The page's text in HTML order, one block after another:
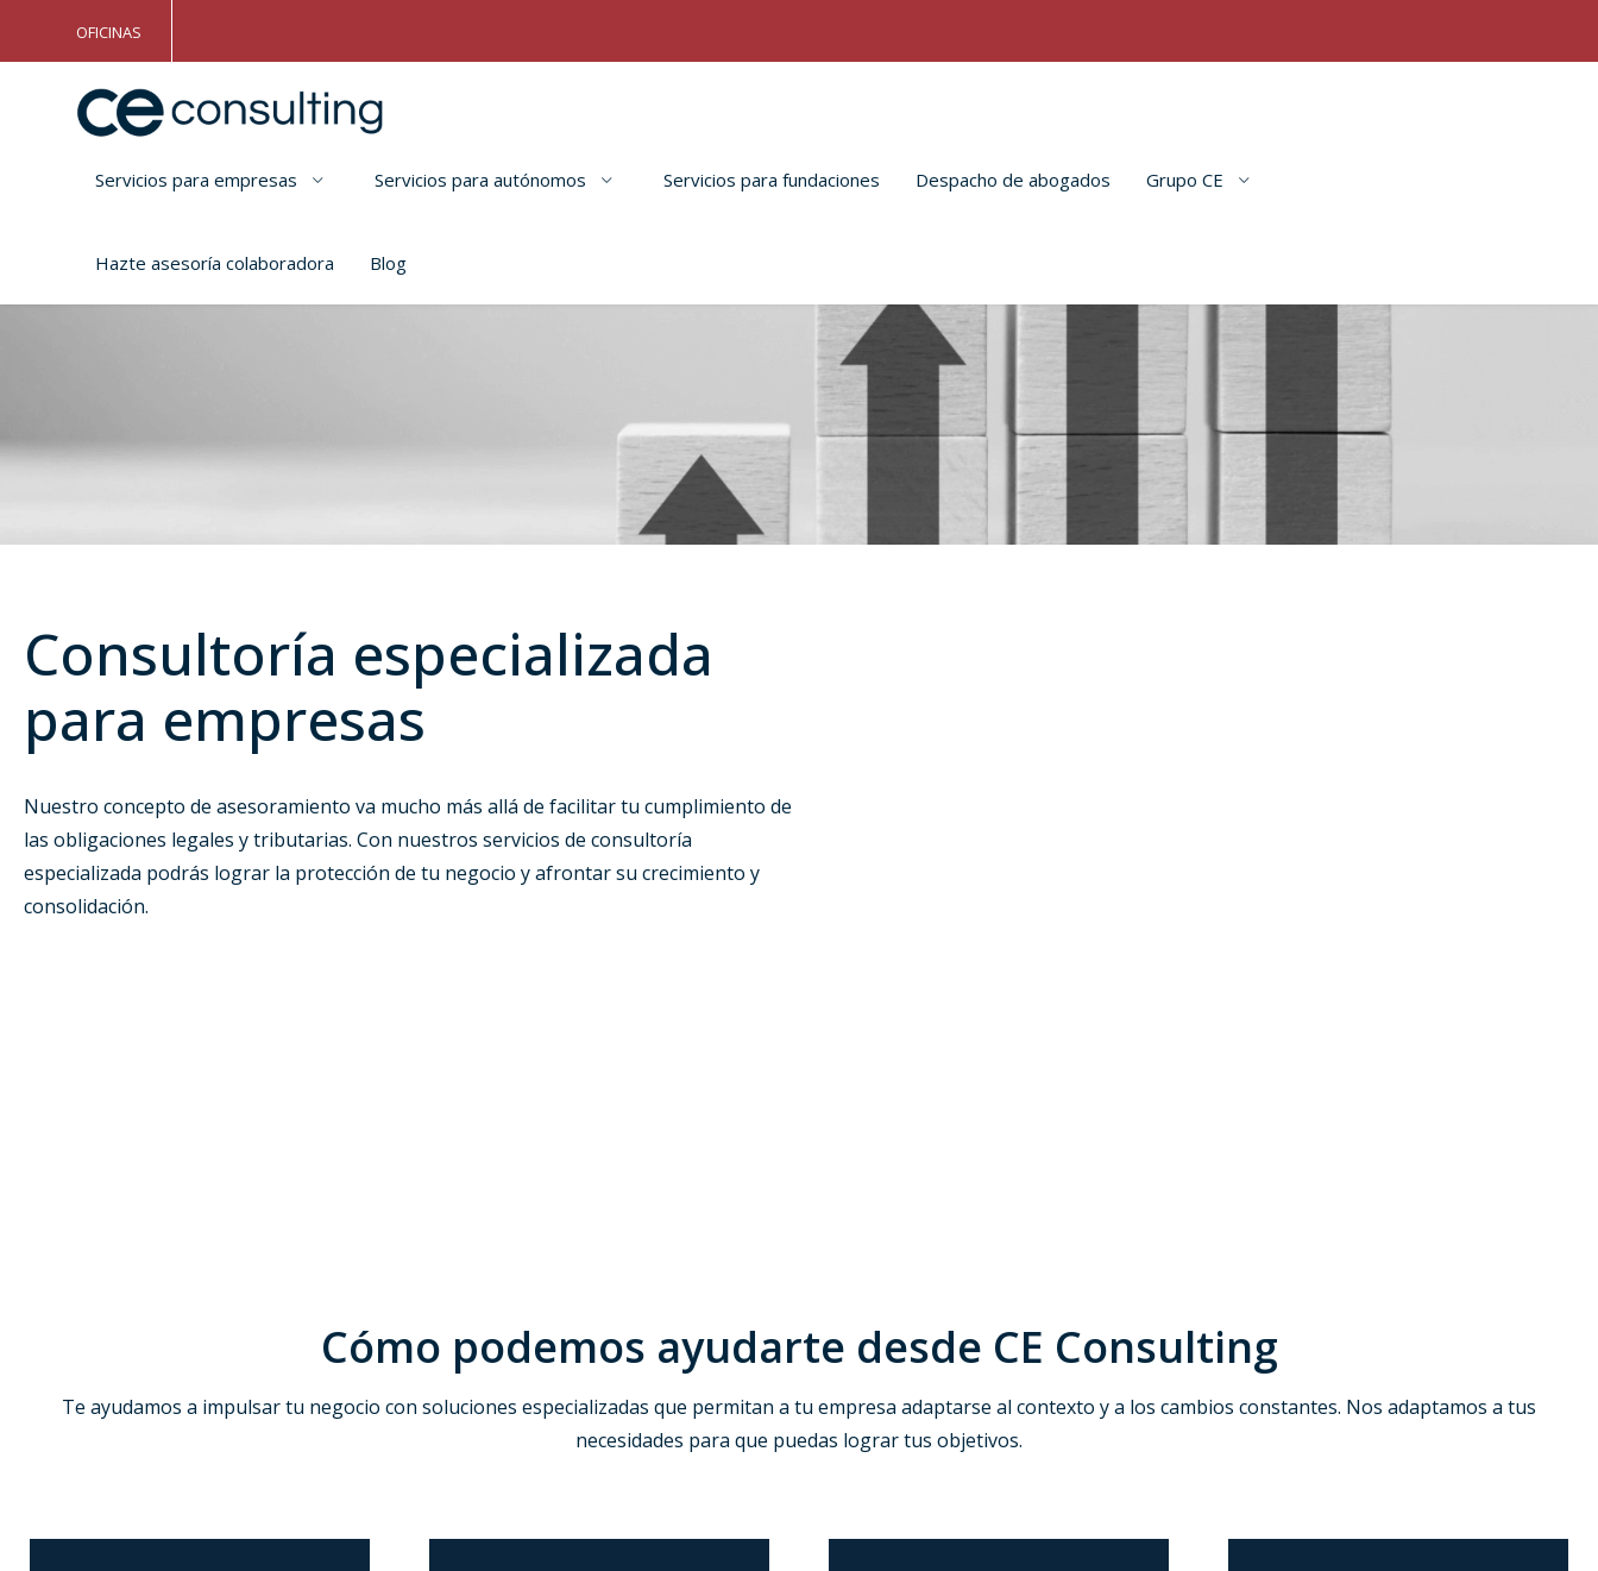
OFICINAS
Servicios para empresas Servicios para autónomos Servicios para fundaciones Despacho de abogados Grupo CE
Hazte asesoría colaboradora Blog
Consultoría especializada
para empresas
Nuestro concepto de asesoramiento va mucho más allá de facilitar tu cumplimiento de
las obligaciones legales y tributarias. Con nuestros servicios de consultoría
especializada podrás lograr la protección de tu negocio y afrontar su crecimiento y
consolidación.
Cómo podemos ayudarte desde CE Consulting
Te ayudamos a impulsar tu negocio con soluciones especializadas que permitan a tu empresa adaptarse al contexto y a los cambios constantes. Nos adaptamos a tus
necesidades para que puedas lograr tus objetivos.